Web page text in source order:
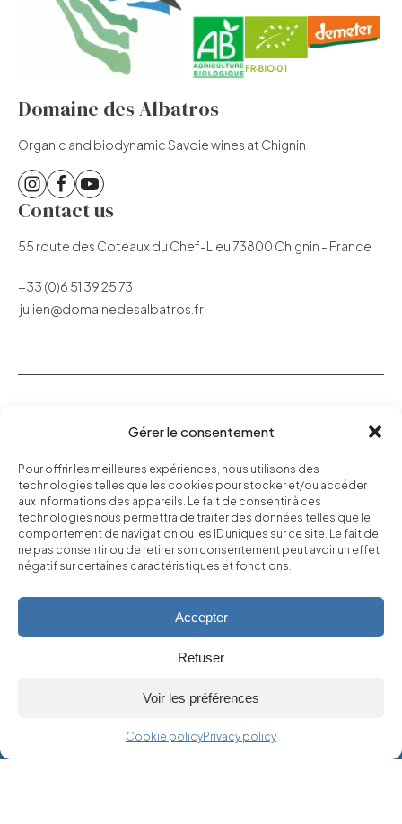
Gérer le consentement
Pour offrir les meilleures expériences, nous utilisons des
technologies telles que les cookies pour stocker et/ou accéder
aux informations des appareils. Le fait de consentir à ces
technologies nous permettra de traiter des données telles que le
comportement de navigation ou les ID uniques sur ce site. Le fait de
ne pas consentir ou de retirer son consentement peut avoir un effet
négatif sur certaines caractéristiques et fonctions.
Accepter
Refuser
Voir les préférences
Cookie policyPrivacy policy
Domaine des Albatros
Organic and biodynamic Savoie wines at Chignin
Contact us
55 route des Coteaux du Chef-Lieu 73800 Chignin - France
+33 (0)6 51 39 25 73
julien@domainedesalbatros.fr
Our Commitments
Find us
Boutique
*Les Gouttes de Dieu, de Tadashi Agi et Shū Okimoto, Éditions
consumed in moderation.
Terms of use
Privacy policy
Cookie policy